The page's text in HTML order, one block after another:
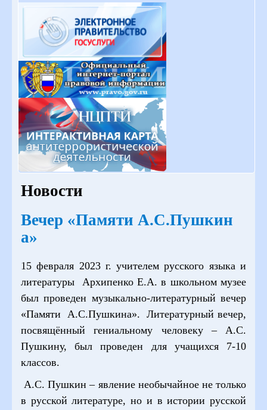
Новости
Вечер «Памяти А.С.Пушкин
а»
15 февраля 2023 г. учителем русского языка и
литературы Архипенко Е.А. в школьном музее
был проведен музыкально-литературный вечер
«Памяти А.С.Пушкина». Литературный вечер,
посвящённый гениальному человеку – А.С.
Пушкину, был проведен для учащихся 7-10
классов.
А.С. Пушкин – явление необычайное не только
в русской литературе, но и в истории русской